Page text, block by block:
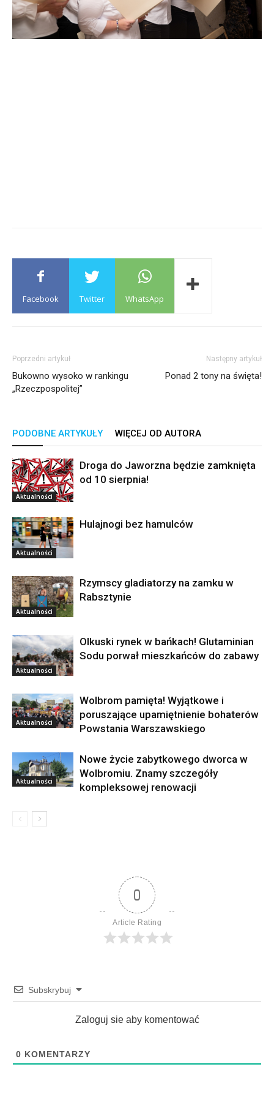
Facebook Twitter WhatsApp
Poprzedni artykuł
Bukowno wysoko w rankingu
„Rzeczpospolitej”
Następny artykuł
Ponad 2 tony na święta!
PODOBNE ARTYKUŁY WIĘCEJ OD AUTORA
Aktualności
Droga do Jaworzna będzie zamknięta
od 10 sierpnia!
Aktualności
Hulajnogi bez hamulców
Aktualności
Rzymscy gladiatorzy na zamku w
Rabsztynie
Aktualności
Olkuski rynek w bańkach! Glutaminian
Sodu porwał mieszkańców do zabawy
Aktualności
Wolbrom pamięta! Wyjątkowe i
poruszające upamiętnienie bohaterów
Powstania Warszawskiego
Aktualności
Nowe życie zabytkowego dworca w
Wolbromiu. Znamy szczegóły
kompleksowej renowacji
0
Article Rating
Subskrybuj
Zaloguj sie aby komentować
0 KOMENTARZY